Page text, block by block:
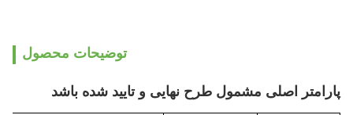
توضیحات محصول
پارامتر اصلی مشمول طرح نهایی و تایید شده باشد